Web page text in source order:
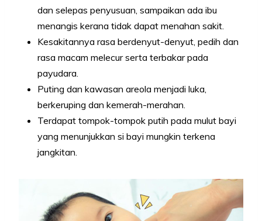
dan selepas penyusuan, sampaikan ada ibu
menangis kerana tidak dapat menahan sakit.
Kesakitannya rasa berdenyut-denyut, pedih dan
rasa macam melecur serta terbakar pada
payudara.
Puting dan kawasan areola menjadi luka,
berkeruping dan kemerah-merahan.
Terdapat tompok-tompok putih pada mulut bayi
yang menunjukkan si bayi mungkin terkena
jangkitan.